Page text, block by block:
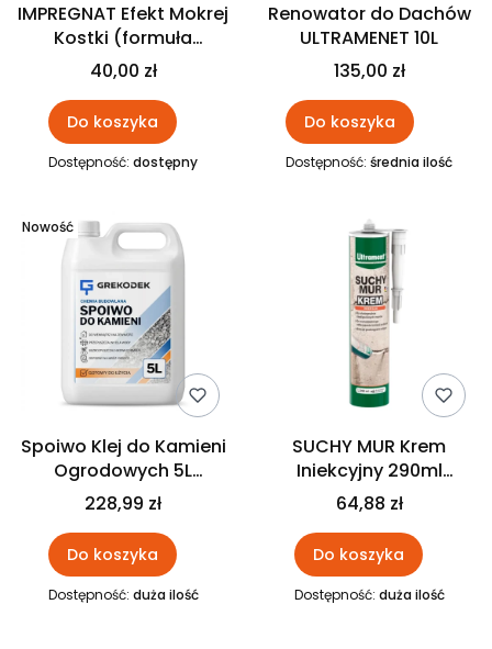
IMPREGNAT Efekt Mokrej
Kostki (formuła
wodna) Mokra Kostka
FEDA 1L
40,00 zł
Do koszyka
Dostępność: dostępny
Renowator do Dachów
ULTRAMENET 10L
135,00 zł
Do koszyka
Dostępność: średnia ilość
Nowość
Spoiwo Klej do Kamieni
Ogrodowych 5L
GREKODEK
228,99 zł
Do koszyka
Dostępność: duża ilość
SUCHY MUR Krem
Iniekcyjny 290ml
ULTRAMENT
64,88 zł
Do koszyka
Dostępność: duża ilość